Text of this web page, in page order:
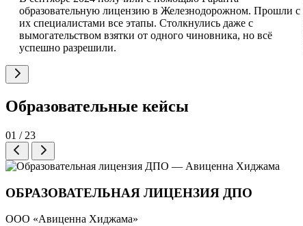
образовательную лицензию в Железнодорожном. Прошли с
их специалистами все этапы. Столкнулись даже с
вымогательством взятки от одного чиновника, но всё
успешно разрешили.
Образовательные кейсы
01 / 23
ОБРАЗОВАТЕЛЬНАЯ ЛИЦЕНЗИЯ ДПО
ООО «Авиценна Хиджама»